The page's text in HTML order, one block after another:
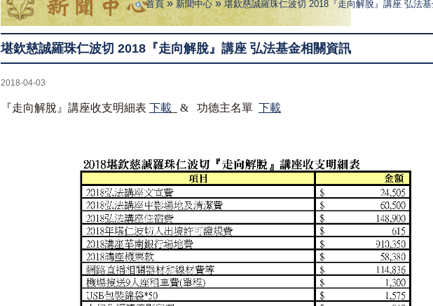
首頁» 新聞中心»堪欽慈誠羅珠仁波切 2018『走向解脫』講座 弘法
堪欽慈誠羅珠仁波切 2018『走向解脫』講座 弘法基金相關資訊
2018-04-03
『走向解脫』講座收支明細表 下載 & 功德主名單 下載